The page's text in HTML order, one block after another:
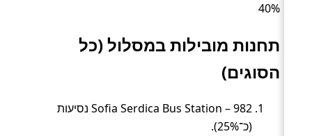
40%
תחנות מובילות במסלול (כל
הסוגים)
Sofia Serdica Bus Station – 982 נסיעות
(כ־25%).